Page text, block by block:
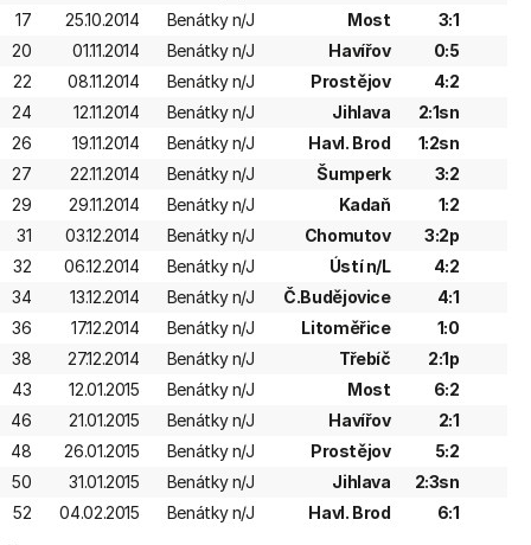
17
25.10.2014 Benátky n/J Most
3:1
20
01.11.2014 Benátky n/J Havířov
0:5
22
08.11.2014 Benátky n/J Prostějov
4:2
24
12.11.2014 Benátky n/J Jihlava
2:1sn
26
19.11.2014 Benátky n/J Havl. Brod
1:2sn
27
22.11.2014 Benátky n/J Šumperk
3:2
29
29.11.2014 Benátky n/J Kadaň
1:2
31
03.12.2014 Benátky n/J Chomutov
3:2p
32
06.12.2014 Benátky n/J Ústí n/L
4:2
34
13.12.2014 Benátky n/J Č.Budějovice
4:1
36
17.12.2014 Benátky n/J Litoměřice
1:0
38
27.12.2014 Benátky n/J Třebíč
2:1p
43
12.01.2015 Benátky n/J Most
6:2
46
21.01.2015 Benátky n/J Havířov
2:1
48
26.01.2015 Benátky n/J Prostějov
5:2
50
31.01.2015 Benátky n/J Jihlava
2:3sn
52
04.02.2015 Benátky n/J Havl. Brod 6:1